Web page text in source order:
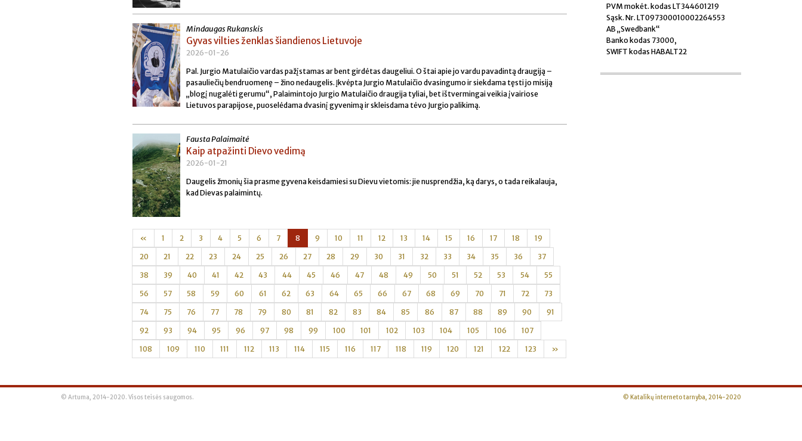
Mindaugas Rukanskis
Gyvas vilties ženklas šiandienos Lietuvoje
2026-01-26
Pal. Jurgio Matulaičio vardas pažįstamas ar bent girdėtas daugeliui. O štai apie jo vardu pavadintą draugiją –
pasauliečių bendruomenę – žino nedaugelis. Įkvėpta Jurgio Matulaičio dvasingumo ir siekdama tęsti jo misiją
„blogį nugalėti gerumu“, Palaimintojo Jurgio Matulaičio draugija tyliai, bet ištvermingai veikia įvairiose
Lietuvos parapijose, puoselėdama dvasinį gyvenimą ir skleisdama tėvo Jurgio palikimą.
Fausta Palaimaitė
Kaip atpažinti Dievo vedimą
2026-01-21
Daugelis žmonių šia prasme gyvena keisdamiesi su Dievu vietomis: jie nusprendžia, ką darys, o tada reikalauja,
kad Dievas palaimintų.
« 1 2 3 4 5 6 7 8 9 10 11 12 13 14 15 16 17 18 19
20 21 22 23 24 25 26 27 28 29 30 31 32 33 34 35 36 37
38 39 40 41 42 43 44 45 46 47 48 49 50 51 52 53 54 55
56 57 58 59 60 61 62 63 64 65 66 67 68 69 70 71 72 73
74 75 76 77 78 79 80 81 82 83 84 85 86 87 88 89 90 91
92 93 94 95 96 97 98 99 100 101 102 103 104 105 106 107
108 109 110 111 112 113 114 115 116 117 118 119 120 121 122 123 »
PVM mokėt. kodas LT344601219
Sąsk. Nr. LT097300010002264553
AB „Swedbank“
Banko kodas 73000,
SWIFT kodas HABALT22
© Artuma, 2014-2020. Visos teisės saugomos. © Katalikų interneto tarnyba, 2014-2020